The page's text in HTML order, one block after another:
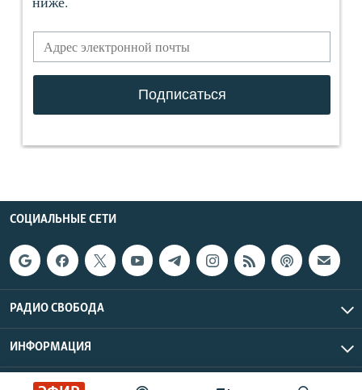
СОЦИАЛЬНЫЕ СЕТИ
РАДИО СВОБОДА
ИНФОРМАЦИЯ